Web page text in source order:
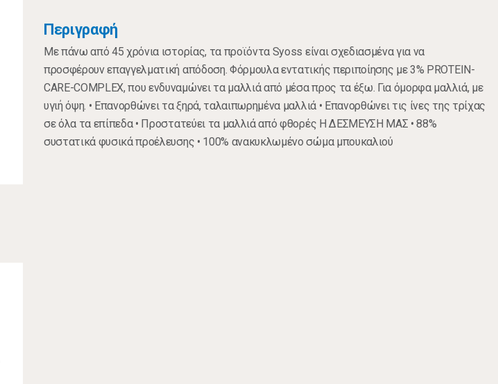
Περιγραφή
Με πάνω από 45 χρόνια ιστορίας, τα προϊόντα Syoss είναι σχεδιασμένα για να
προσφέρουν επαγγελματική απόδοση. Φόρμουλα εντατικής περιποίησης με 3% PROTEIN-
CARE-COMPLEX, που ενδυναμώνει τα μαλλιά από μέσα προς τα έξω. Για όμορφα μαλλιά, με
υγιή όψη. • Επανορθώνει τα ξηρά, ταλαιπωρημένα μαλλιά • Επανορθώνει τις ίνες της τρίχας
σε όλα τα επίπεδα • Προστατεύει τα μαλλιά από φθορές Η ΔΕΣΜΕΥΣΗ ΜΑΣ • 88%
συστατικά φυσικά προέλευσης • 100% ανακυκλωμένο σώμα μπουκαλιού